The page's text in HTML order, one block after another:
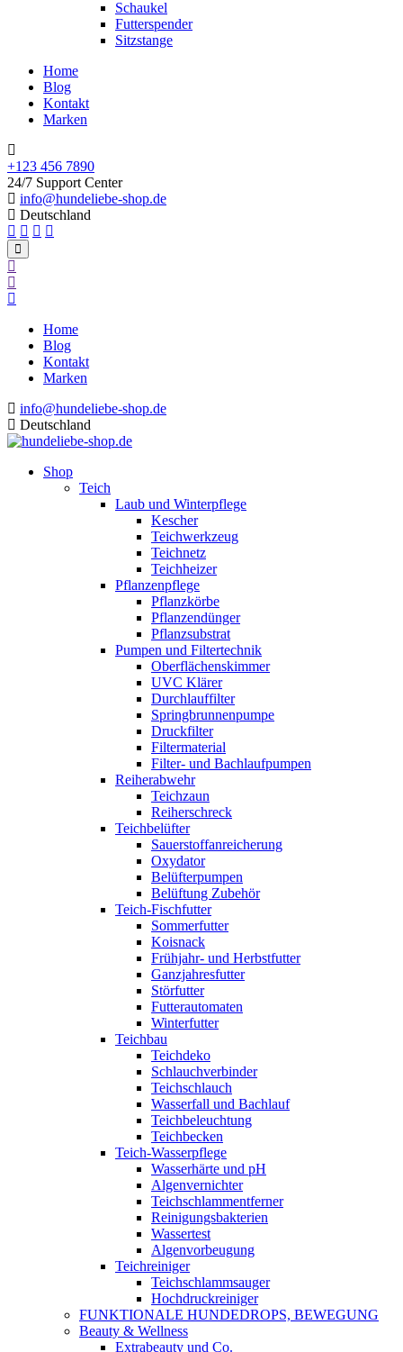
Schaukel
Futterspender
Sitzstange
Home
Blog
Kontakt
Marken
+123 456 7890
24/7 Support Center
info@hundeliebe-shop.de
Deutschland
Home
Blog
Kontakt
Marken
info@hundeliebe-shop.de
Deutschland
Shop
Teich
Laub und Winterpflege
Kescher
Teichwerkzeug
Teichnetz
Teichheizer
Pflanzenpflege
Pflanzkörbe
Pflanzendünger
Pflanzsubstrat
Pumpen und Filtertechnik
Oberflächenskimmer
UVC Klärer
Durchlauffilter
Springbrunnenpumpe
Druckfilter
Filtermaterial
Filter- und Bachlaufpumpen
Reiherabwehr
Teichzaun
Reiherschreck
Teichbelüfter
Sauerstoffanreicherung
Oxydator
Belüfterpumpen
Belüftung Zubehör
Teich-Fischfutter
Sommerfutter
Koisnack
Frühjahr- und Herbstfutter
Ganzjahresfutter
Störfutter
Futterautomaten
Winterfutter
Teichbau
Teichdeko
Schlauchverbinder
Teichschlauch
Wasserfall und Bachlauf
Teichbeleuchtung
Teichbecken
Teich-Wasserpflege
Wasserhärte und pH
Algenvernichter
Teichschlammentferner
Reinigungsbakterien
Wassertest
Algenvorbeugung
Teichreiniger
Teichschlammsauger
Hochdruckreiniger
FUNKTIONALE HUNDEDROPS, BEWEGUNG
Beauty & Wellness
Extrabeauty und Co.